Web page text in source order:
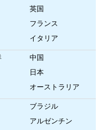
英国
フランス
イタリア
中国
日本
オーストラリア
ブラジル
アルゼンチン